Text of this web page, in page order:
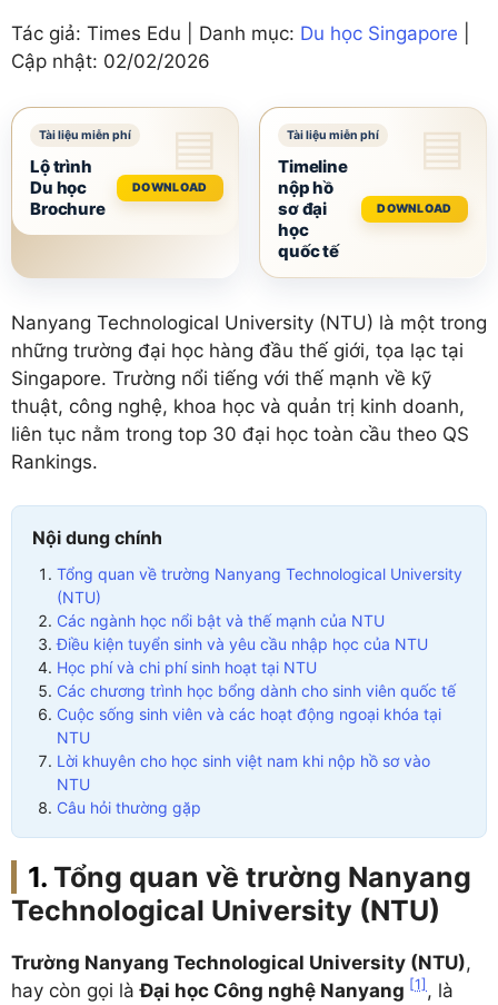
Tác giả: Times Edu | Danh mục: Du học Singapore
Cập nhật: 02/02/2026
Lộ trình
Du học
Brochure
DOWNLOAD
Timeline
nộp hồ
sơ đại
học
quốc tế
DOWNLOAD
Nanyang Technological University (NTU) là một trong
những trường đại học hàng đầu thế giới, tọa lạc tại
Singapore. Trường nổi tiếng với thế mạnh về kỹ
thuật, công nghệ, khoa học và quản trị kinh doanh,
liên tục nằm trong top 30 đại học toàn cầu theo QS
Rankings.
Nội dung chính
Tổng quan về trường Nanyang Technological University
(NTU)
Các ngành học nổi bật và thế mạnh của NTU
Điều kiện tuyển sinh và yêu cầu nhập học của NTU
Học phí và chi phí sinh hoạt tại NTU
Các chương trình học bổng dành cho sinh viên quốc tế
Cuộc sống sinh viên và các hoạt động ngoại khóa tại
NTU
Lời khuyên cho học sinh việt nam khi nộp hồ sơ vào
NTU
Câu hỏi thường gặp
Tổng quan về trường Nanyang
Technological University (NTU)
Trường Nanyang Technological University (NTU),
hay còn gọi làĐại học Công nghệ Nanyang [1] , là